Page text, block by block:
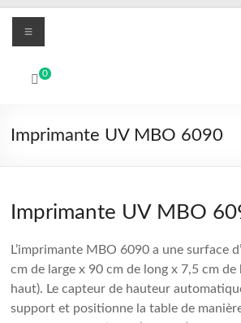
Aller
contenu
MBO
d'impression
et
Menu
0
Imprimante UV MBO 6090
Imprimante UV MBO
L’imprimante MBO 6090 a une surface
cm de large x 90 cm de long x 7,5 cm
haut). Le capteur de hauteur
support et positionne la table de